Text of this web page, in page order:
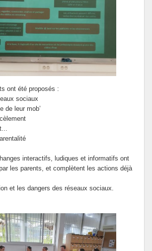
ont été proposés :
sociaux
de leur mob’
interactifs, ludiques et informatifs ont
les parents, et complètent les actions déjà
et les dangers des réseaux sociaux.